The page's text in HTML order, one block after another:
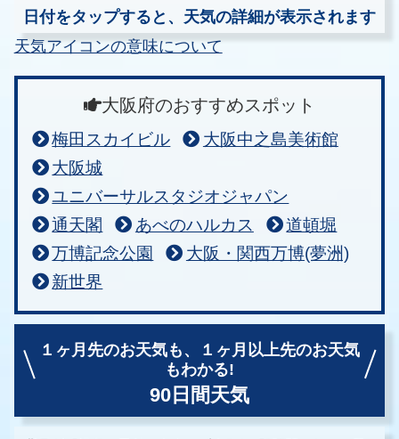
日付をタップすると、天気の詳細が表示されます
天気アイコンの意味について
大阪府のおすすめスポット
梅田スカイビル
大阪中之島美術館
大阪城
ユニバーサルスタジオジャパン
通天閣
あべのハルカス
道頓堀
万博記念公園
大阪・関西万博(夢洲)
新世界
１ヶ月先のお天気も、
１ヶ月以上先のお天気
もわかる!
90日間天気